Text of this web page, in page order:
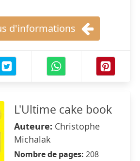
d'informations
L'Ultime cake book
Auteure: Christophe
Michalak
Nombre de pages: 208